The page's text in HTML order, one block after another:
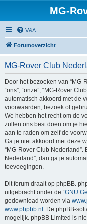
MG-
V&A
Forumoverzicht
MG-Rover Club
Door het bezoeken van
“ons”, “onze”, “MG-Rover
automatisch akkoord met de
voorwaarden, bezoek of
We hebben het recht om de
zullen ons best doen om je
aan te raden om zelf de
Ga je niet akkoord met deze
“MG-Rover Club
Nederland”, dan ga je
toevoegingen.
Dit forum draait op phpBB.
uitgebracht onder de “GNU
gedownload worden via
www.phpbb.nl . De phpBB-
mogelijk. phpBB Limited is